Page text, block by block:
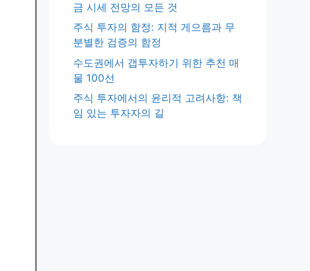
금 시세 전망의 모든 것
주식 투자의 함정: 지적 게으름과 무
분별한 검증의 함정
수도권에서 갭투자하기 위한 추천 매
물 100선
주식 투자에서의 윤리적 고려사항: 책
임 있는 투자자의 길